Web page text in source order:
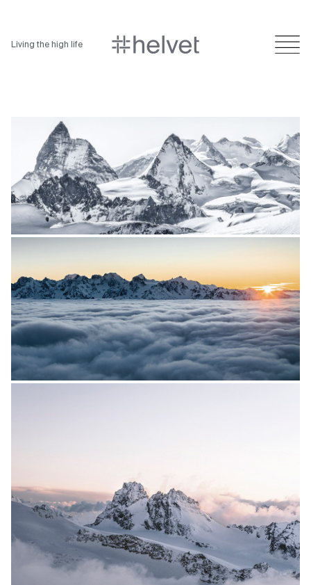
Living the high life